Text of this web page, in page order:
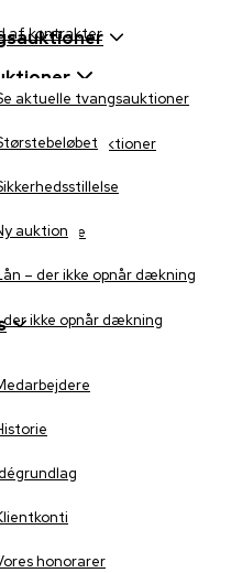
aktuelle tvangsauktioner
auktion
– der ikke opnår dækning
honorarer
af kontrakter
tvangsauktioner
der ikke opnår dækning